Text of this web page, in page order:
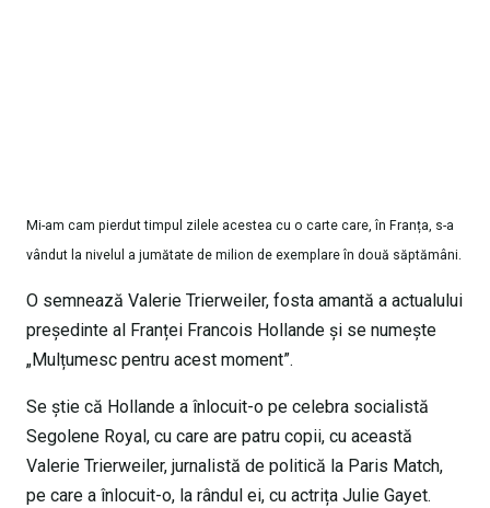
Mi-am cam pierdut timpul zilele acestea cu o carte care, în Franța, s-a
vândut la nivelul a jumătate de milion de exemplare în două săptămâni.
O semnează Valerie Trierweiler, fosta amantă a actualului
președinte al Franței Francois Hollande și se numește
„Mulțumesc pentru acest moment”.
Se știe că Hollande a înlocuit-o pe celebra socialistă
Segolene Royal, cu care are patru copii, cu această
Valerie Trierweiler, jurnalistă de politică la Paris Match,
pe care a înlocuit-o, la rândul ei, cu actrița Julie Gayet.